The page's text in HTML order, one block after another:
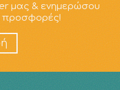
μας & ενημερώσου
προσφορές!